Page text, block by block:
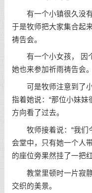
有一个小镇很久没有
于是牧师把大家集合起
祷告会。
有一个小女孩， 因个
她也来参加祈雨祷告会。
可是牧师注意到了小
指着她说：“那位小妹妹
方向看了过去。
牧师接着说：“我们
会堂中，只有她一个人
的座位旁果然挂了一把
教堂里顿时一片寂静
交织的美景。